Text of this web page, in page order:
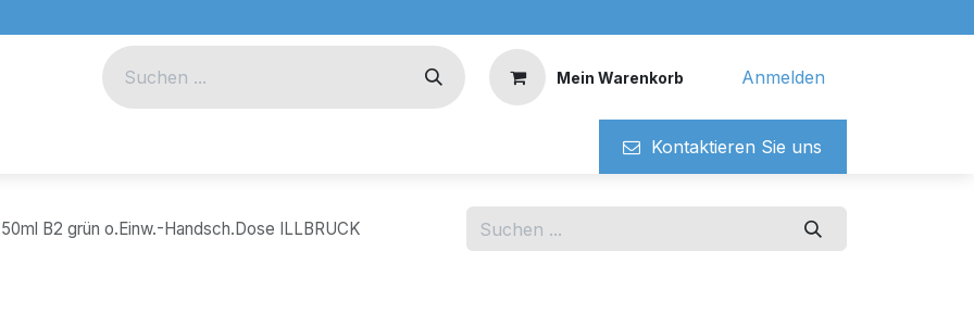
Mein Warenkorb Anmelden
Kontaktieren ​​Si​​e uns
B2 grün o.Einw.-Handsch.Dose ILLBRUCK